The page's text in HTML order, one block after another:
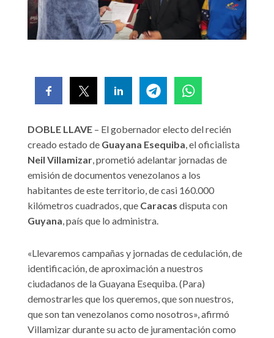
DOBLE LLAVE – El gobernador electo del recién
creado estado de Guayana Esequiba, el oficialista
Neil Villamizar, prometió adelantar jornadas de
emisión de documentos venezolanos a los
habitantes de este territorio, de casi 160.000
kilómetros cuadrados, que Caracas disputa con
Guyana, país que lo administra.
«Llevaremos campañas y jornadas de cedulación, de
identificación, de aproximación a nuestros
ciudadanos de la Guayana Esequiba. (Para)
demostrarles que los queremos, que son nuestros,
que son tan venezolanos como nosotros», afirmó
Villamizar durante su acto de juramentación como